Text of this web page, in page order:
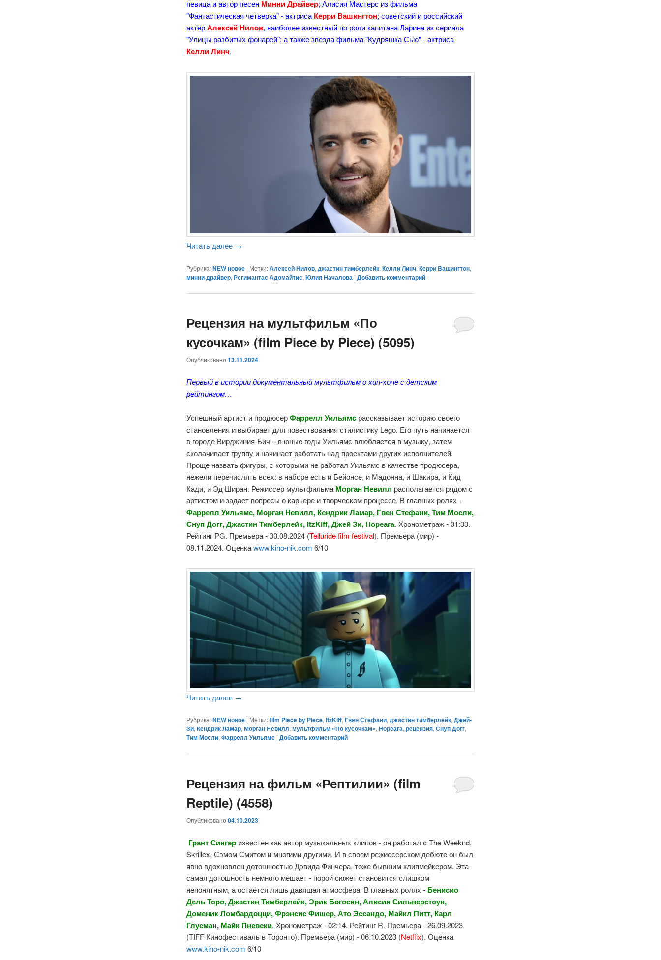
певица и автор песен Минни Драйвер; Алисия Мастерс из фильма
"Фантастическая четверка" - актрисаКерри Вашингтон; советский и российский
актёрАлексей Нилов, наиболее известный по роли капитана Ларина из сериала
"Улицы разбитых фонарей"; а также звезда фильма "Кудряшка Сью" - актриса
Келли Линч,
Читать далее →
Рубрика: NEW новое | Метки: Алексей Нилов,джастин тимберлейк,Келли Линч,Керри Вашингтон,
минни драйвер,Регимантас Адомайтис,Юлия Началова |Добавить комментарий
Рецензия на мультфильм «По
кусочкам» (film Piece by Piece) (5095)
Опубликовано13.11.2024
Первый в истории документальный мультфильм о хип-хопе с детским
рейтингом…
Успешный артист и продюсерФаррелл Уильямс рассказывает историю своего
становления и выбирает для повествования стилистику Lego. Его путь начинается
в городе Вирджиния-Бич – в юные годы Уильямс влюбляется в музыку, затем
сколачивает группу и начинает работать над проектами других исполнителей.
Проще назвать фигуры, с которыми не работал Уильямс в качестве продюсера,
нежели перечислять всех: в наборе есть и Бейонсе, и Мадонна, и Шакира, и Кид
Кади, и Эд Ширан. Режиссер мультфильма Морган Невилл располагается рядом с
артистом и задает вопросы о карьере и творческом процессе. В главных ролях -
Фаррелл Уильямс, Морган Невилл, Кендрик Ламар, Гвен Стефани, Тим Мосли,
Снуп Догг, Джастин Тимберлейк, ItzKiff, Джей Зи, Нореага. Хронометраж - 01:33.
Рейтинг PG. Премьера - 30.08.2024 (Telluride film festival). Премьера (мир) -
08.11.2024. Оценкаwww.kino-nik.com 6/10
Читать далее →
Рубрика: NEW новое | Метки: film Piece by Piece,ItzKiff,Гвен Стефани,джастин тимберлейк,Джей-
Зи,Кендрик Ламар,Морган Невилл,мультфильм «По кусочкам»,Нореага,рецензия,Снуп Догг,
Тим Мосли,Фаррелл Уильямс |Добавить комментарий
Рецензия на фильм «Рептилии» (film
Reptile) (4558)
Опубликовано04.10.2023
Грант Сингер известен как автор музыкальных клипов - он работал сTheWeeknd,
Skrillex,Сэмом Смитом и многими другими. И в своем режиссерском дебюте он был
явно вдохновлен дотошностьюДэвида Финчера, тоже бывшим клипмейкером. Эта
самая дотошность немного мешает - порой сюжет становится слишком
непонятным, а остаётся лишь давящая атмосфера. В главных ролях - Бенисио
Дель Торо,Джастин Тимберлейк,Эрик Богосян,Алисия Сильверстоун,
Доменик Ломбардоцци,Фрэнсис Фишер,Ато Эссандо, Майкл Питт, Карл
Глусман, Майк Пневски. Хронометраж - 02:14. Рейтинг R. Премьера - 26.09.2023
(TIFF Кинофестиваль в Торонто). Премьера (мир) - 06.10.2023 (Netflix). Оценка
www.kino-nik.com 6/10